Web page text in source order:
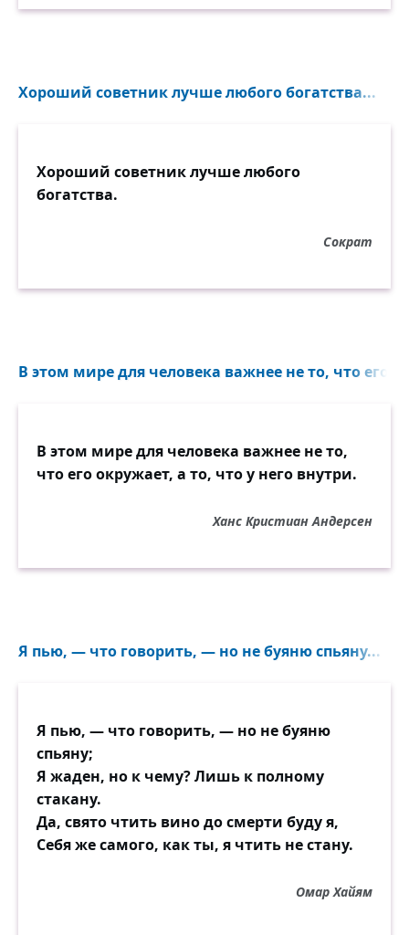
Хороший советник лучше любого богатства...
Хороший советник лучше любого
богатства.
Сократ
В этом мире для человека важнее не то, что его
В этом мире для человека важнее не то,
что его окружает, а то, что у него внутри.
Ханс Кристиан Андерсен
Я пью, — что говорить, — но не буяню спьяну...
Я пью, — что говорить, — но не буяню
спьяну;
Я жаден, но к чему? Лишь к полному
стакану.
Да, свято чтить вино до смерти буду я,
Себя же самого, как ты, я чтить не стану.
Омар Хайям